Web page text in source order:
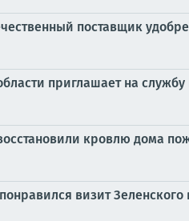
поставщик
приглашает на
кровлю дома
визит Зеленского